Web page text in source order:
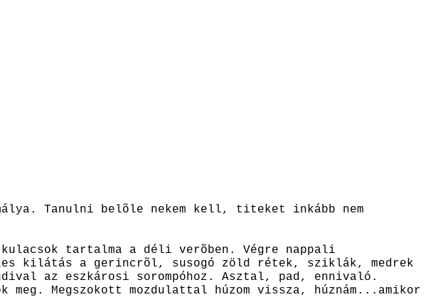
Tanulni belõle nekem kell, titeket inkább nem
tartalma a déli verõben. Végre nappali
kilátás a gerincrõl, susogó zöld rétek, sziklák, medrek
az eszkárosi sorompóhoz. Asztal, pad, ennivaló.
Megszokott mozdulattal húzom vissza, húznám...amikor